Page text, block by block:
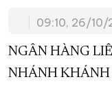
CHUNG TAY CẢI CÁCH
XÂY DỰNG NÔNG
TÀU - XE - MÁY BAY
09:10, 26/10/
NGÂN HÀNG
NHÁNH KHÁNH